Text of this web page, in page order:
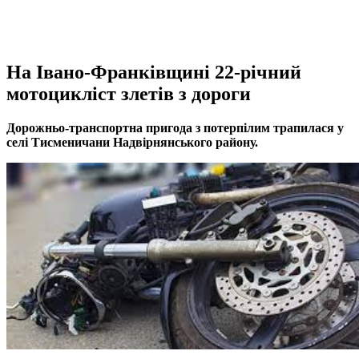
На Івано-Франківщині 22-річний
мотоцикліст злетів з дороги
Дорожньо-транспортна пригода з потерпілим трапилася у
селі Тисменичани Надвірнянського району.